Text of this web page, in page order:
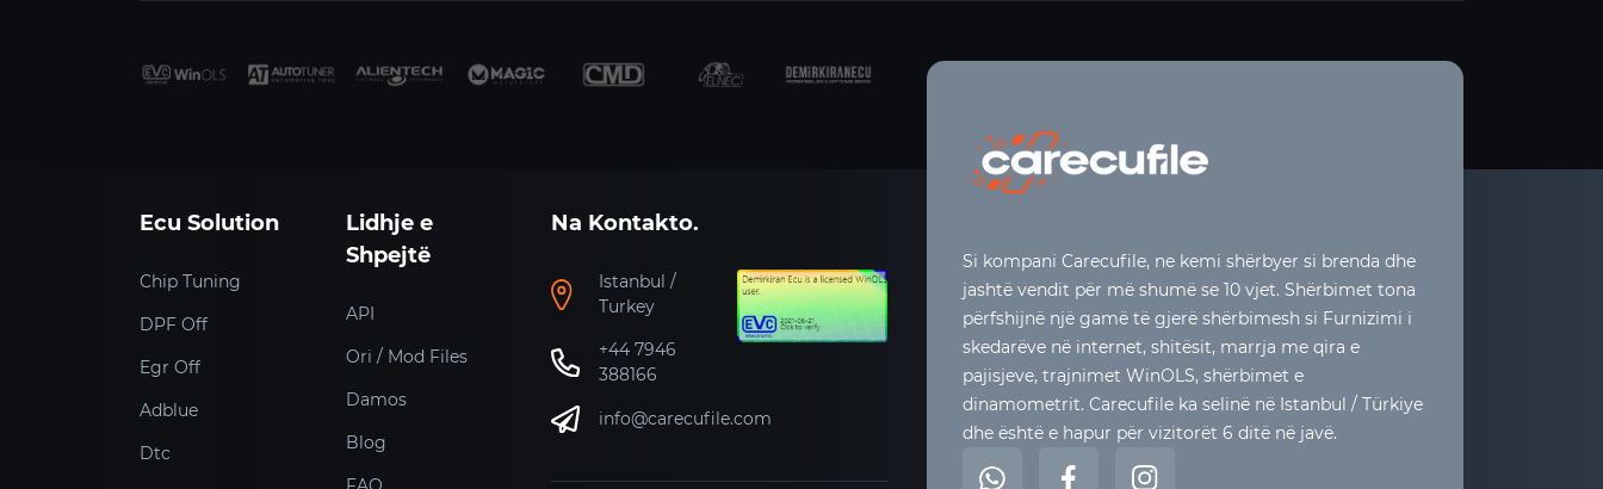
Ecu Solution
Chip Tuning
DPF Off
Egr Off
Adblue
Dtc
Lidhje e
Shpejtë
API
Ori / Mod Files
Damos
Blog
Na Kontakto.
Istanbul /
Turkey
+44 7946
388166
info@carecufile.com
Si kompani Carecufile, ne kemi shërbyer si brenda dhe
jashtë vendit për më shumë se 10 vjet. Shërbimet tona
përfshijnë një gamë të gjerë shërbimesh si Furnizimi i
skedarëve në internet, shitësit, marrja me qira e
pajisjeve, trajnimet WinOLS, shërbimet e
dinamometrit. Carecufile ka selinë në Istanbul / Türkiye
dhe është e hapur për vizitorët 6 ditë në javë.